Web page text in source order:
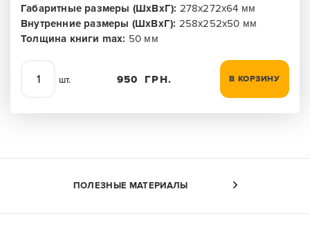
Габаритные размеры (ШхВхГ): 278х272х64 мм
Внутренние размеры (ШхВхГ): 258х252х50 мм
Толщина книги max: 50 мм
шт. 950 ГРН. В КОРЗИНУ
ПОЛЕЗНЫЕ МАТЕРИАЛЫ